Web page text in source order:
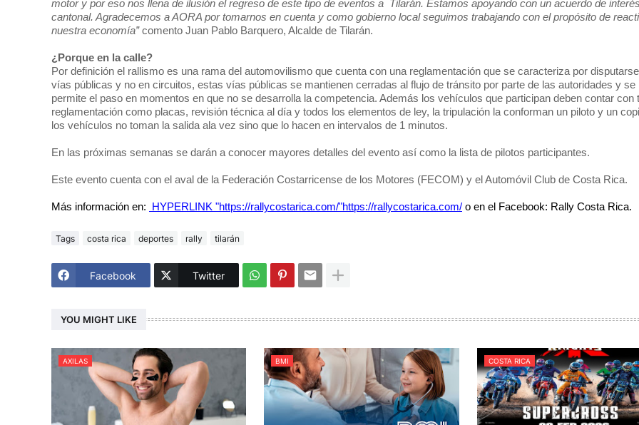
motor y por eso nos llena de ilusión el regreso de este tipo de eventos a Tilarán. Estamos apoyando con un acuerdo de
cantonal. Agradecemos a AORA por tomarnos en cuenta y como gobierno local seguimos trabajando con el propósito de
nuestra economía”comento Juan Pablo Barquero, Alcalde de Tilarán.
¿Porque en la calle?
Por definición el rallismo es una rama del automovilismo que cuenta con una reglamentación que se caracteriza por
vías públicas y no en circuitos, estas vías públicas se mantienen cerradas al flujo de tránsito por parte de las autoridades y se
permite el paso en momentos en que no se desarrolla la competencia. Además los vehículos que participan deben contar con
reglamentación como placas, revisión técnica al día y todos los elementos de ley, la tripulación la conforman un piloto y un
los vehículos no toman la salida ala vez sino que lo hacen en intervalos de 1 minutos.
En las próximas semanas se darán a conocer mayores detalles del evento así como la lista de pilotos participantes.
Este evento cuenta con el aval de la Federación Costarricense de los Motores (FECOM) y el Automóvil Club de Costa Rica.
Más información en: HYPERLINK "https://rallycostarica.com/"https://rallycostarica.com/ o en el Facebook: Rally Costa Rica.
Tags costa rica deportes rally tilarán
Facebook Twitter
YOU MIGHT LIKE
AXILAS BMI COSTA RICA